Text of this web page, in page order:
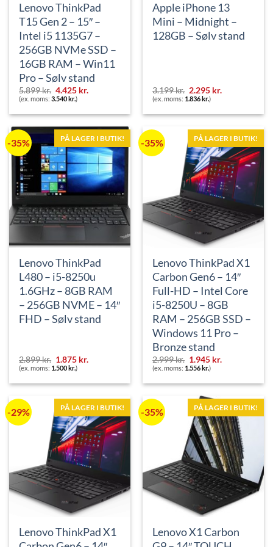
Lenovo ThinkPad
T15 Gen 2 – 15″ –
Intel i5 1135G7 –
256GB NVMe SSD –
16GB RAM – Win11
Pro – Sølv stand
5.899kr. Den
oprindelige
var:
4.425 kr.
er:
(ex. moms:3.540 kr.)
Apple iPhone 13
Mini – Midnight –
128GB – Sølv stand
3.199kr. Den
oprindelige
var:
2.295 kr.
er:
(ex. moms: 1.836 kr.)
-35% PÅ LAGER I BUTIK!
Lenovo ThinkPad
L480 – i5-8250u
1.6GHz – 8GB RAM
– 256GB NVME – 14″
FHD – Sølv stand
2.899kr. Den
oprindelige
var:
1.875 kr.
er:
(ex. moms: 1.500kr.)
-35% PÅ LAGER I BUTIK!
Lenovo ThinkPad X1
Carbon Gen6 – 14″
Full-HD – Intel Core
i5-8250U – 8GB
RAM – 256GB SSD –
Windows 11 Pro –
Bronze stand
2.999kr. Den
oprindelige
var:
1.945 kr.
er:
(ex. moms: 1.556kr.)
-29% PÅ LAGER I BUTIK!
Lenovo ThinkPad X1
-35% PÅ LAGER I BUTIK!
Lenovo X1 Carbon